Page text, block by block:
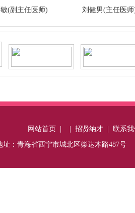
医师) 刘健男(主任医师)
网站首页 招贤纳才 联系
址：青海省西宁市城北区柴达木路487